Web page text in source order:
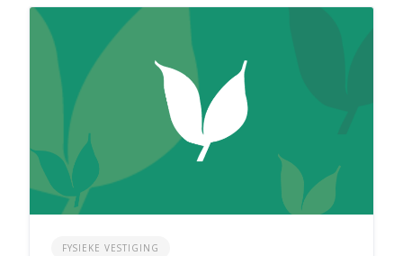
FYSIEKE VESTIGING